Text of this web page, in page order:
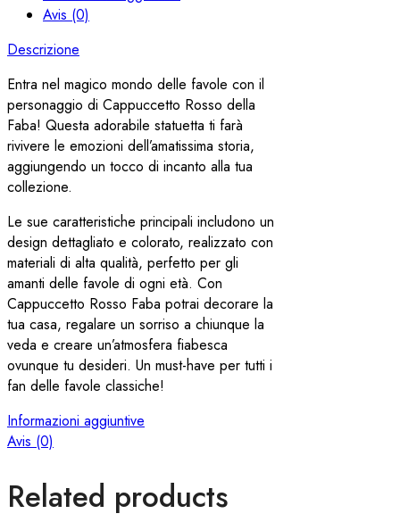
Avis (0)
Descrizione
Entra nel magico mondo delle favole con il
personaggio di Cappuccetto Rosso della
Faba! Questa adorabile statuetta ti farà
rivivere le emozioni dell’amatissima storia,
aggiungendo un tocco di incanto alla tua
collezione.
Le sue caratteristiche principali includono un
design dettagliato e colorato, realizzato con
materiali di alta qualità, perfetto per gli
amanti delle favole di ogni età. Con
Cappuccetto Rosso Faba potrai decorare la
tua casa, regalare un sorriso a chiunque la
veda e creare un’atmosfera fiabesca
ovunque tu desideri. Un must-have per tutti i
fan delle favole classiche!
Informazioni aggiuntive
Avis (0)
Related products